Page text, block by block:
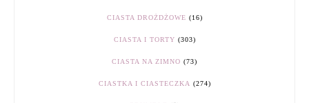
CIASTA DROŻDŻOWE (16)
CIASTA I TORTY (303)
CIASTA NA ZIMNO (73)
CIASTKA I CIASTECZKA (274)